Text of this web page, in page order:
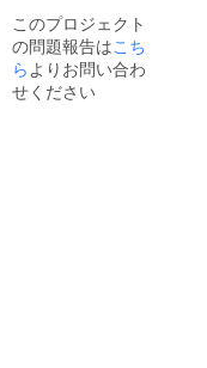
※複数口
のご支
援も可
能でご
ざいま
このプロジェクト
の問題報告はこち
らよりお問い合わ
せください